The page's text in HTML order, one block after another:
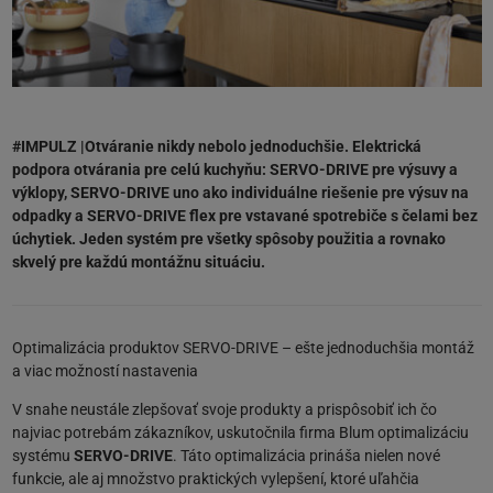
#IMPULZ |Otváranie nikdy nebolo jednoduchšie. Elektrická
podpora otvárania pre celú kuchyňu: SERVO-DRIVE pre výsuvy a
výklopy, SERVO-DRIVE uno ako individuálne riešenie pre výsuv na
odpadky a SERVO-DRIVE flex pre vstavané spotrebiče s čelami bez
úchytiek. Jeden systém pre všetky spôsoby použitia a rovnako
skvelý pre každú montážnu situáciu.
Optimalizácia produktov SERVO-DRIVE – ešte jednoduchšia montáž
a viac možností nastavenia
V snahe neustále zlepšovať svoje produkty a prispôsobiť ich čo
najviac potrebám zákazníkov, uskutočnila firma Blum optimalizáciu
systému SERVO-DRIVE. Táto optimalizácia prináša nielen nové
funkcie, ale aj množstvo praktických vylepšení, ktoré uľahčia